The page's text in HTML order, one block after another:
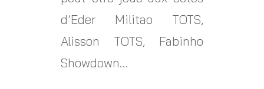
d’Eder Militao TOTS,
Alisson TOTS, Fabinho
Showdown…